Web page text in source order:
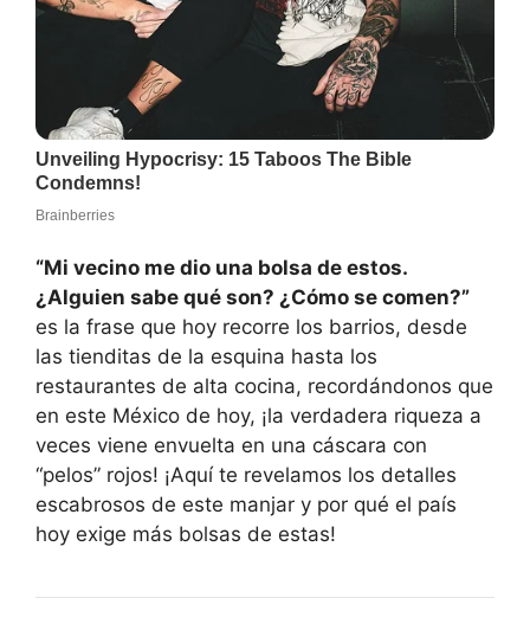
“Mi vecino me dio una bolsa de estos.
¿Alguien sabe qué son? ¿Cómo se comen?”
es la frase que hoy recorre los barrios, desde
las tienditas de la esquina hasta los
restaurantes de alta cocina, recordándonos que
en este México de hoy, ¡la verdadera riqueza a
veces viene envuelta en una cáscara con
“pelos” rojos! ¡Aquí te revelamos los detalles
escabrosos de este manjar y por qué el país
hoy exige más bolsas de estas!